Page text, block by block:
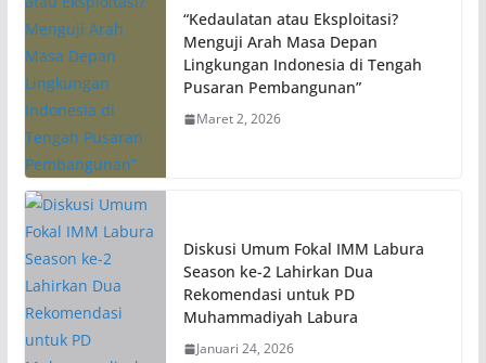
“Kedaulatan atau Eksploitasi?
Menguji Arah Masa Depan
Lingkungan Indonesia di Tengah
Pusaran Pembangunan”
Maret 2, 2026
Diskusi Umum Fokal IMM Labura
Season ke-2 Lahirkan Dua
Rekomendasi untuk PD
Muhammadiyah Labura
Januari 24, 2026